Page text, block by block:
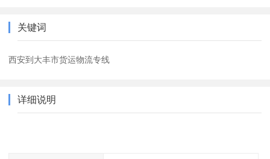
关键词
西安到大丰市货运物流专线
详细说明